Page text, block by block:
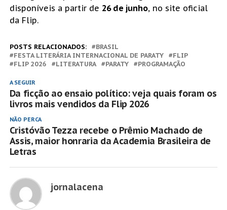
disponíveis a partir de 26 de junho, no site oficial
da Flip.
POSTS RELACIONADOS:
BRASIL
FESTA LITERÁRIA INTERNACIONAL DE PARATY
FLIP
FLIP 2026
LITERATURA PARATY PROGRAMAÇÃO
A SEGUIR
Da ficção ao ensaio político: veja quais foram os
livros mais vendidos da Flip 2026
NÃO PERCA
Cristóvão Tezza recebe o Prêmio Machado de
Assis, maior honraria da Academia Brasileira de
Letras
jornalacena